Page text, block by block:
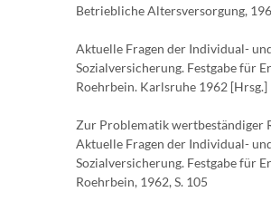
Betriebliche Altersversorgung,
Aktuelle Fragen der Individual-
Sozialversicherung. Festgabe für
Roehrbein. Karlsruhe 1962 [Hrsg.]
Zur Problematik wertbeständiger
Aktuelle Fragen der Individual-
Sozialversicherung. Festgabe für
Roehrbein, 1962, S. 105